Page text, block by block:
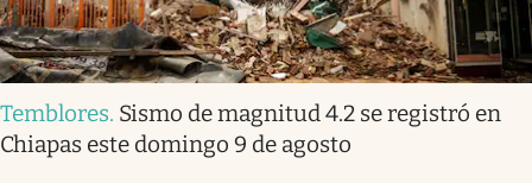
Temblores. Sismo de magnitud 4.2 se registró en
Chiapas este domingo 9 de agosto